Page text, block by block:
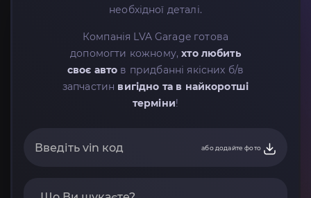
необхідної деталі.
Компанія LVA Garage готова
допомогти кожному,хто любить
своє авто в придбанні якісних б/в
запчастин вигідно та в найкоротші
терміни!
або додайте фото